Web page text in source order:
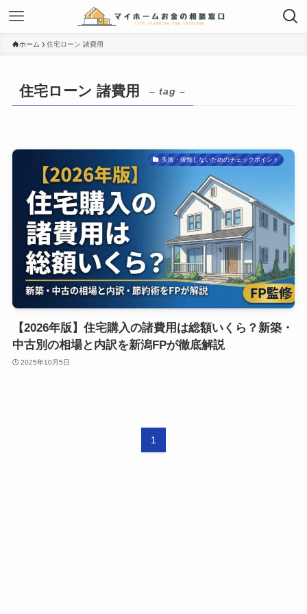
ホーム 住宅ローン 諸費用
住宅ローン 諸費用 – tag –
失敗・後悔しないためのチェックポイント
【2026年版】住宅購入の諸費用は総額いくら？新築・
中古別の相場と内訳を新潟FPが徹底解説
2025年10月5日
1